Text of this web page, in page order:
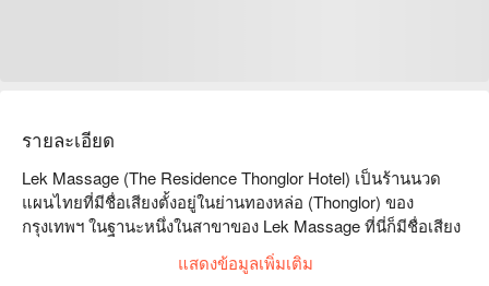
รายละเอียด
Lek Massage (The Residence Thonglor Hotel) เป็นร้านนวด
แผนไทยที่มีชื่อเสียงตั้งอยู่ในย่านทองหล่อ (Thonglor) ของ
กรุงเทพฯ ในฐานะหนึ่งในสาขาของ Lek Massage ที่นี่ก็มีชื่อเสียง
ในด้านราคาที่เข้าถึงได้และบริการนวดที่เป็นมืออาชีพ เป็นตัว
เลือกยอดนิยมสำหรับชาวบ้านและนักท่องเที่ยวที่มองหาการผ่อน
แสดงข้อมูลเพิ่มเติม